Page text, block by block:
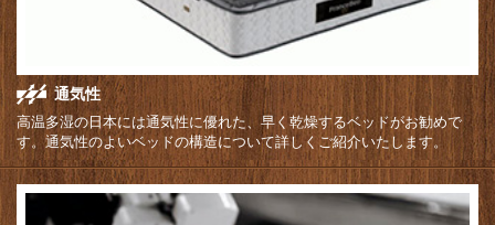
通気性
高温多湿の日本には通気性に優れた、早く乾燥するベッドがお勧めで
す。通気性のよいベッドの構造について詳しくご紹介いたします。